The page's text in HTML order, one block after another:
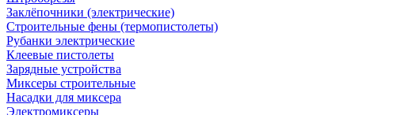
Заклёпочники (электрические)
Строительные фены (термопистолеты)
Рубанки электрические
Клеевые пистолеты
Зарядные устройства
Миксеры строительные
Насадки для миксера
Электромиксеры